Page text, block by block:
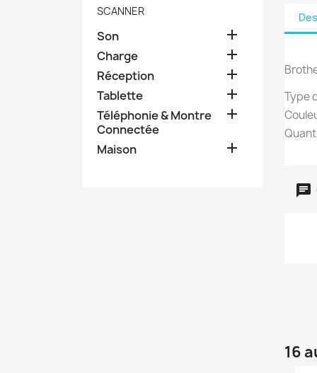
SCANNER
Son 
Charge 
Réception 
Tablette 
Téléphonie & Montre
Connectée

Maison 
Type
16